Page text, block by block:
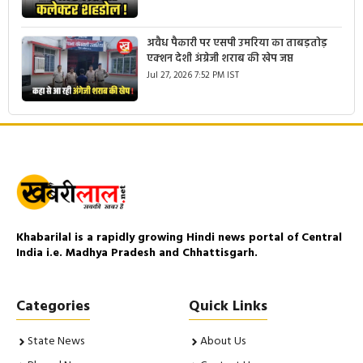
अवैध पैकारी पर एसपी उमरिया का ताबड़तोड़
एक्शन देशी अंग्रेजी शराब की खेप जप्त
Jul 27, 2026 7:52 PM IST
Khabarilal is a rapidly growing Hindi news portal of Central
India i.e. Madhya Pradesh and Chhattisgarh.
Categories
State News
Quick Links
About Us